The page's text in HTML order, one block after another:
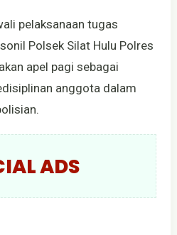
pelaksanaan tugas
Polsek Silat Hulu Polres
apel pagi sebagai
anggota dalam
ADS